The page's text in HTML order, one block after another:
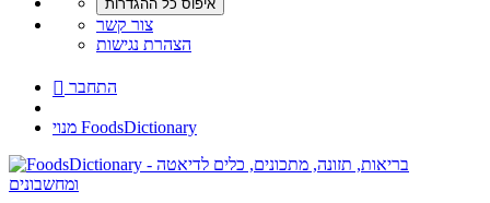
צור קשר
הצהרת נגישות
 התחבר
מנוי FoodsDictionary